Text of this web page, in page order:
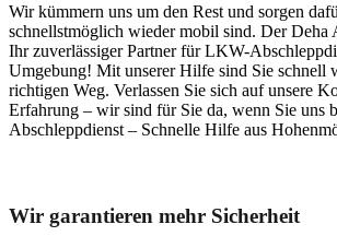
Wir kümmern uns um den Rest und sorgen
schnellstmöglich wieder mobil sind. Der Deha
Ihr zuverlässiger Partner für LKW-
Umgebung! Mit unserer Hilfe sind Sie schnell
richtigen Weg. Verlassen Sie sich auf unsere
Erfahrung – wir sind für Sie da, wenn Sie uns
Abschleppdienst – Schnelle Hilfe aus
Wir garantieren mehr Sicherheit